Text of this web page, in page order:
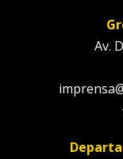
Av.